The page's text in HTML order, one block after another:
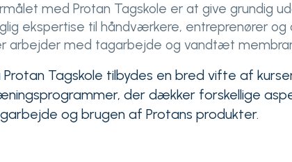
med Protan Tagskole er at give grundig
ekspertise til håndværkere, entreprenører og
arbejder med tagarbejde og vandtæt
Protan Tagskole tilbydes en bred vifte af
der dækker forskellige
og brugen af ​​Protans produkter.